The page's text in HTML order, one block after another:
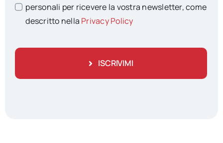
personali per ricevere la vostra newsletter, come
descritto nella Privacy Policy
ISCRIVIMI